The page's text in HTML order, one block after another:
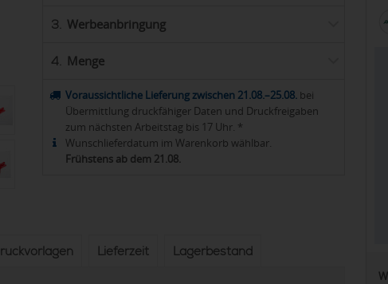
3. Werbeanbringung
4. Menge
Voraussichtliche Lieferung zwischen 21.08.–25.08. bei
Übermittlung druckfähiger Daten und Druckfreigaben
zum nächsten Arbeitstag bis 17 Uhr. *
Wunschlieferdatum im Warenkorb wählbar.
Frühstens ab dem 21.08.
Druckvorlagen Lieferzeit Lagerbestand